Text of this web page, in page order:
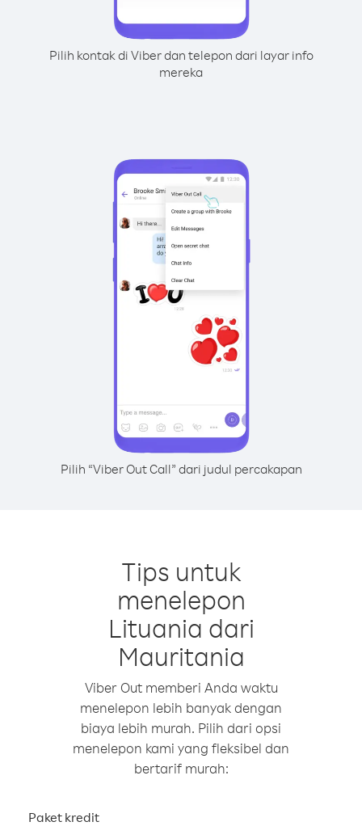
Pilih kontak di Viber dan telepon dari layar info
mereka
Pilih “Viber Out Call” dari judul percakapan
Tips untuk
menelepon
Lituania dari
Mauritania
Viber Out memberi Anda waktu
menelepon lebih banyak dengan
biaya lebih murah. Pilih dari opsi
menelepon kami yang fleksibel dan
bertarif murah:
Paket kredit